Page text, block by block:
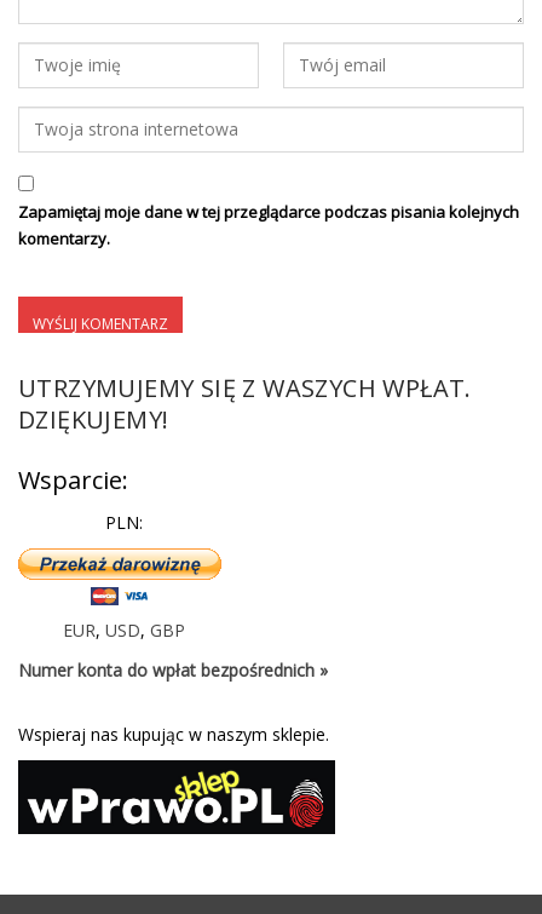
Zapamiętaj moje dane w tej przeglądarce podczas pisania kolejnych
komentarzy.
UTRZYMUJEMY SIĘ Z WASZYCH WPŁAT.
DZIĘKUJEMY!
Wsparcie:
PLN:
EUR, USD, GBP
Numer konta do wpłat bezpośrednich »
Wspieraj nas kupując w naszym sklepie.